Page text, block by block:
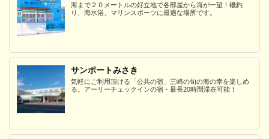
海まで２０メートルの好立地で各部屋から海が一望！磯釣
り、海水浴、マリンスポーツに最適な場所です。
サンポートみさき
気軽にご利用頂ける「公共の宿」三崎の旬の海の幸を楽しめ
る。アーリーチェックインの宿・最長20時間滞在可能！